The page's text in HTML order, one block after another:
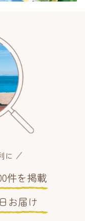
に
件を掲載
お届け